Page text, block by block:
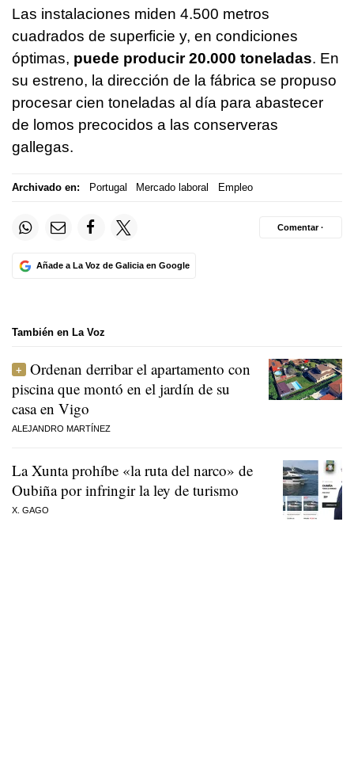
Las instalaciones miden 4.500 metros
cuadrados de superficie y, en condiciones
óptimas, puede producir 20.000 toneladas. En
su estreno, la dirección de la fábrica se propuso
procesar cien toneladas al día para abastecer
de lomos precocidos a las conserveras
gallegas.
Archivado en: Portugal Mercado laboral Empleo
Añade a La Voz de Galicia en Google
Comentar ·
También en La Voz
Ordenan derribar el apartamento con
piscina que montó en el jardín de su
casa en Vigo
ALEJANDRO MARTÍNEZ
La Xunta prohíbe «la ruta del narco» de
Oubiña por infringir la ley de turismo
X. GAGO